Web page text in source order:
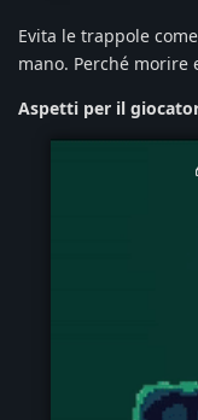
Evita le trappole
mano. Perché morire
Aspetti per il